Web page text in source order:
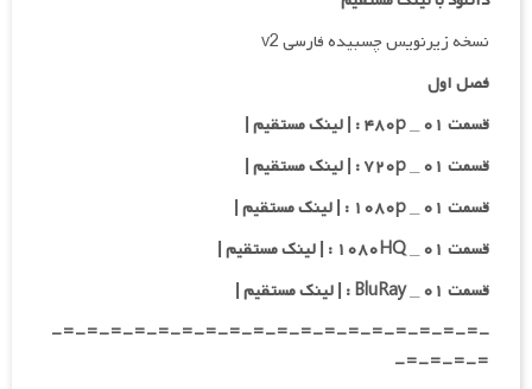
نسخه زیرنویس چسبیده فارسی v2
فصل اول
قسمت ۰۱ _ ۴۸۰p : | لینک مستقیم |
قسمت ۰۱ _ ۷۲۰p : | لینک مستقیم |
قسمت ۰۱ _ ۱۰۸۰p : | لینک مستقیم |
قسمت ۰۱ _ ۱۰۸۰HQ : | لینک مستقیم |
قسمت ۰۱ _ BluRay : | لینک مستقیم |
-=-=-=-=-=-=-=-=-=-=-=-=-=-=-=-=-=-=-
=-=-=-=-